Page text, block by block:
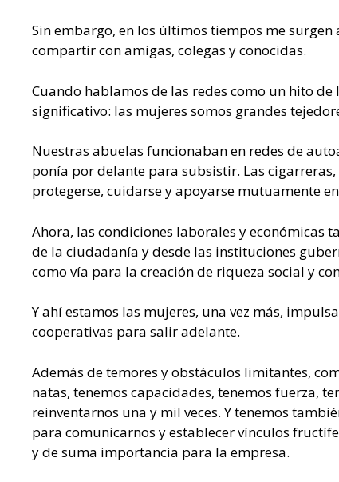
Sin embargo, en los últimos tiempos me
compartir con amigas, colegas y conocidas.
Cuando hablamos de las redes como un hito
significativo: las mujeres somos grandes
Nuestras abuelas funcionaban en redes de
ponía por delante para subsistir. Las
protegerse, cuidarse y apoyarse mutuamente
Ahora, las condiciones laborales y económicas
de la ciudadanía y desde las instituciones
como vía para la creación de riqueza social y
Y ahí estamos las mujeres, una vez más,
cooperativas para salir adelante.
Además de temores y obstáculos limitantes,
natas, tenemos capacidades, tenemos fuerza,
reinventarnos una y mil veces. Y tenemos
para comunicarnos y establecer vínculos
y de suma importancia para la empresa.